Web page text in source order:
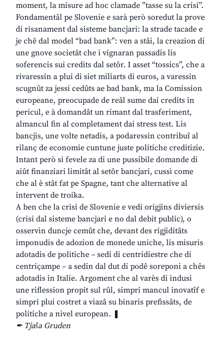
moment, la misure ad hoc clamade ”tasse su la crisi”.
Fondamentâl pe Slovenie e sarà però soredut la prove
di risanament dal sisteme bancjari: la strade tacade e
je chê dal model “bad bank”: ven a stâi, la creazion di
une gnove societât che i vignaran passadis lis
soferencis sui credits dal setôr. I asset “tossics”, che a
rivaressin a plui di siet miliarts di euros, a varessin
scugnût za jessi cedûts ae bad bank, ma la Comission
europeane, preocupade de reâl sume dai credits in
pericul, e à domandât un rimant dal trasferiment,
almancul fin al completament dai stress test. Lis
bancjis, une volte netadis, a podaressin contribuî al
rilanç de economie cuntune juste politiche creditizie.
Intant però si fevele za di une pussibile domande di
aiût finanziari limitât al setôr bancjari, cussì come
che al è stât fat pe Spagne, tant che alternative al
intervent de troika.
A ben che la crisi de Slovenie e vedi origjins diviersis
(crisi dal sisteme bancjari e no dal debit public), o
osservìn duncje cemût che, devant des rigjiditâts
imponudis de adozion de monede uniche, lis misuris
adotadis de politiche – sedi di centridiestre che di
centriçampe – a sedin dal dut di podê soreponi a chês
adotadis in Italie. Argoment che al varès di indusi
une riflession propit sul rûl, simpri mancul inovatîf e
simpri plui costret a viazâ su binaris prefissâts, de
politiche a nivel european. ❚
✒ Tjaša Gruden